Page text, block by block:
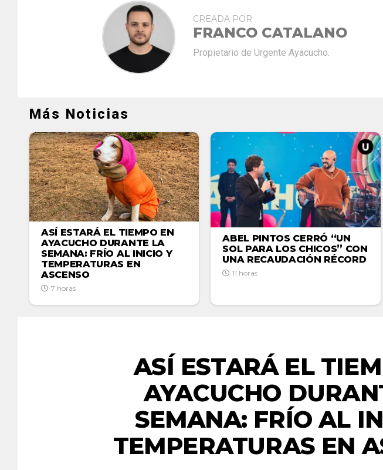
CREADA POR
FRANCO CATALANO
Propietario de Urgente Ayacucho.
Más Noticias
ASÍ ESTARÁ EL TIEMPO EN
AYACUCHO DURANTE LA
SEMANA: FRÍO AL INICIO Y
TEMPERATURAS EN
ASCENSO
7 horas
ABEL PINTOS CERRÓ “UN
SOL PARA LOS CHICOS” CON
UNA RECAUDACIÓN RÉCORD
11 horas
ASÍ ESTARÁ EL
AYACUCHO
SEMANA: FRÍO AL
TEMPERATURAS EN